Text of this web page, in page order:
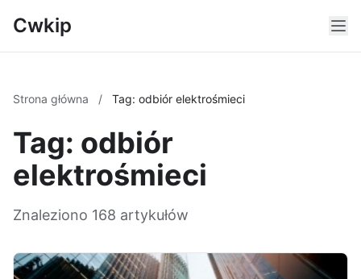
Cwkip
Strona główna / Tag: odbiór elektrośmieci
Tag: odbiór
elektrośmieci
Znaleziono 168 artykułów